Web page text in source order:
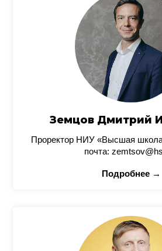
Земцов Дмитрий
Проректор НИУ «Высшая
почта:
Подробнее →